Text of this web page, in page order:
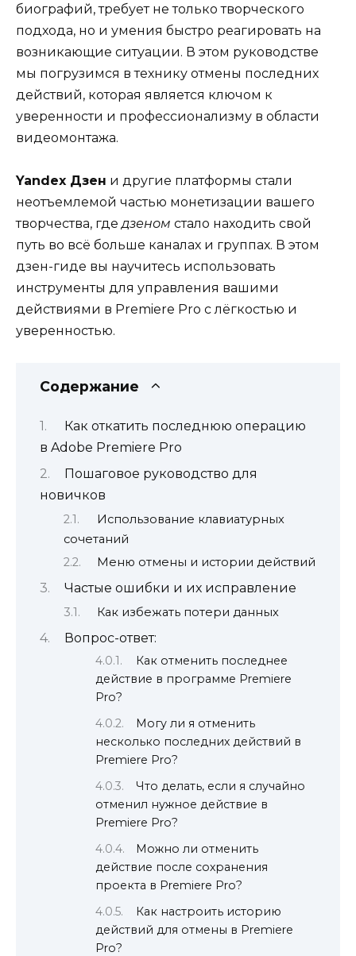
биографий, требует не только творческого
подхода, но и умения быстро реагировать на
возникающие ситуации. В этом руководстве
мы погрузимся в технику отмены последних
действий, которая является ключом к
уверенности и профессионализму в области
видеомонтажа.
Yandex Дзен и другие платформы стали
неотъемлемой частью монетизации вашего
творчества, гдедзеном стало находить свой
путь во всё больше каналах и группах. В этом
дзен-гиде вы научитесь использовать
инструменты для управления вашими
действиями в Premiere Pro с лёгкостью и
уверенностью.
Содержание
Как откатить последнюю операцию
в Adobe Premiere Pro
Пошаговое руководство для
новичков
Использование клавиатурных
сочетаний
Меню отмены и истории действий
Частые ошибки и их исправление
Как избежать потери данных
Вопрос-ответ:
Как отменить последнее
действие в программе Premiere
Pro?
Могу ли я отменить
несколько последних действий в
Premiere Pro?
Что делать, если я случайно
отменил нужное действие в
Premiere Pro?
Можно ли отменить
действие после сохранения
проекта в Premiere Pro?
Как настроить историю
действий для отмены в Premiere
Pro?